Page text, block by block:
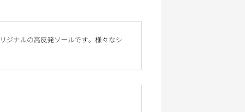
ジナルの高反発ソールです。様々なシ